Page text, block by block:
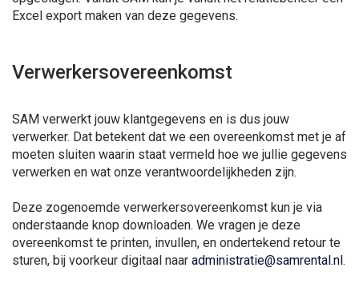
Excel export maken van deze gegevens.
Verwerkersovereenkomst
SAM verwerkt jouw klantgegevens en is dus jouw
verwerker. Dat betekent dat we een overeenkomst met je af
moeten sluiten waarin staat vermeld hoe we jullie gegevens
verwerken en wat onze verantwoordelijkheden zijn.
Deze zogenoemde verwerkersovereenkomst kun je via
onderstaande knop downloaden. We vragen je deze
overeenkomst te printen, invullen, en ondertekend retour te
sturen, bij voorkeur digitaal naar administratie@samrental.nl.